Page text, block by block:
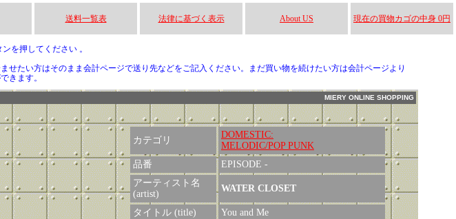
送料一覧表 法律に基づく表示 About US 現在の買物カゴの中身 0円
ンを押してください 。
せたい方はそのまま会計ページで送り先などをご記入ください。まだ買い物を続けたい方は会計ページより
きます。
MIERY ONLINE SHOPPING
カテゴリ
DOMESTIC:
MELODIC/POP PUNK
品番
EPISODE -
アーティスト名
(artist)
WATER CLOSET
タイトル (title)
You and Me